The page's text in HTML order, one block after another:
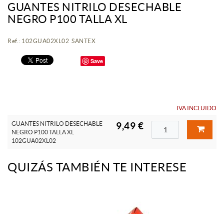
GUANTES NITRILO DESECHABLE
NEGRO P100 TALLA XL
Ref.: 102GUA02XL02 SANTEX
Save
IVA INCLUIDO
GUANTES NITRILO DESECHABLE
NEGRO P100 TALLA XL
102GUA02XL02
9,49 €
QUIZÁS TAMBIÉN TE INTERESE